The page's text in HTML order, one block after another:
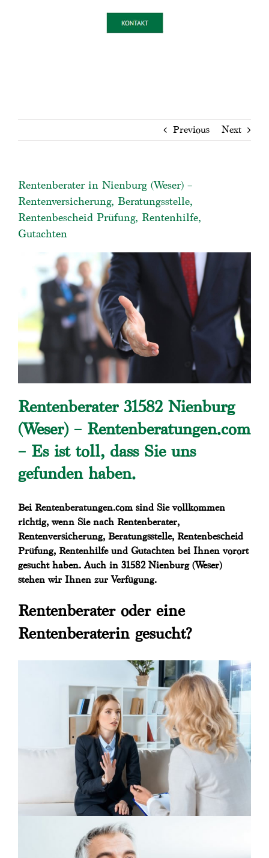
Previous Next
Rentenberater in Nienburg (Weser) –
Rentenversicherung, Beratungsstelle,
Rentenbescheid Prüfung, Rentenhilfe,
Gutachten
Rentenberater 31582 Nienburg
(Weser) – Rentenberatungen.com
– Es ist toll, dass Sie uns
gefunden haben.
Bei Rentenberatungen.com sind Sie vollkommen
richtig, wenn Sie nach Rentenberater,
Rentenversicherung, Beratungsstelle, Rentenbescheid
Prüfung, Rentenhilfe und Gutachten bei Ihnen vorort
gesucht haben. Auch in 31582 Nienburg (Weser)
stehen wir Ihnen zur Verfügung.
Rentenberater oder eine
Rentenberaterin gesucht?